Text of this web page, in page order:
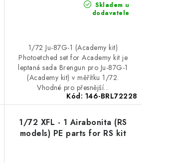
Skladem u
dodavatele
1/72 Ju-87G-1 (Academy kit)
Photoetched set for Academy kit je
leptaná sada Brengun pro Ju-87G-1
(Academy kit) v měřítku 1/72.
Vhodné pro přesnější...
Kód: 146-BRL72228
1/72 XFL - 1 Airabonita (RS
models) PE parts for RS kit